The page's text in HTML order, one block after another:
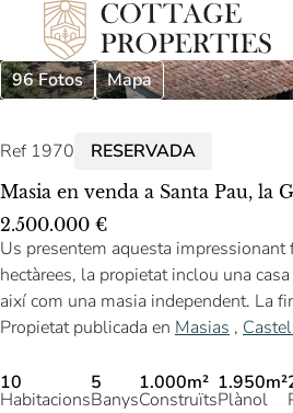
96 Fotos Mapa
Ref 1970 RESERVADA
Masia en venda a Santa Pau, la
2.500.000 €
Us presentem aquesta
hectàrees, la propietat inclou una
així com una masia independent. La
Propietat publicada en Masias ,
10
Habitacions
5
Banys
1.000m²
Construïts
1.950m²
Plànol